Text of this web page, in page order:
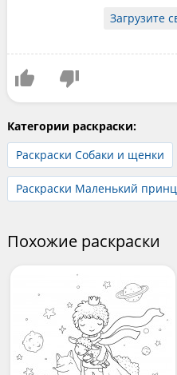
Загрузите
Категории раскраски:
Раскраски Собаки и щенки
Раскраски Маленький принц
Похожие раскраски